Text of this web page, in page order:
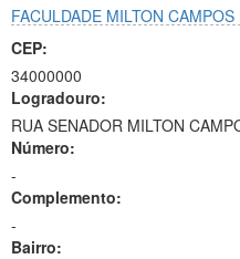
FACULDADE MILTON CAMPOS
CEP:
34000000
Logradouro:
RUA SENADOR MILTON
Número:
-
Complemento:
-
Bairro: